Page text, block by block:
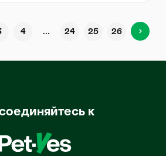
4 ... 24 25 26
к